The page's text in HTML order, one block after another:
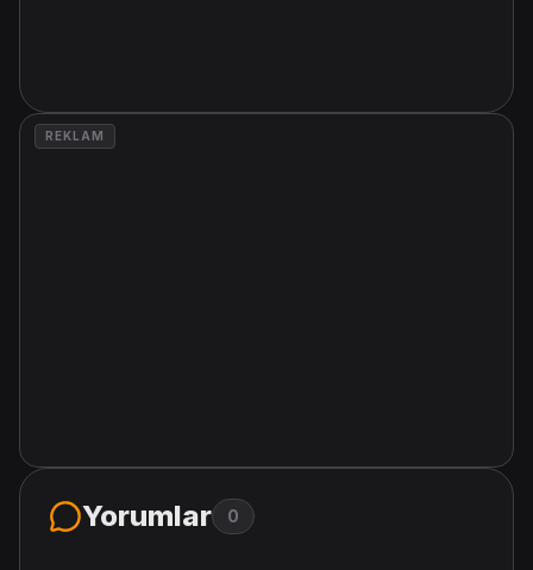
REKLAM
Yorumlar 0